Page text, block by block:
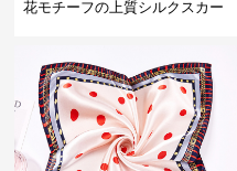
花モチーフの上質シルクスカー